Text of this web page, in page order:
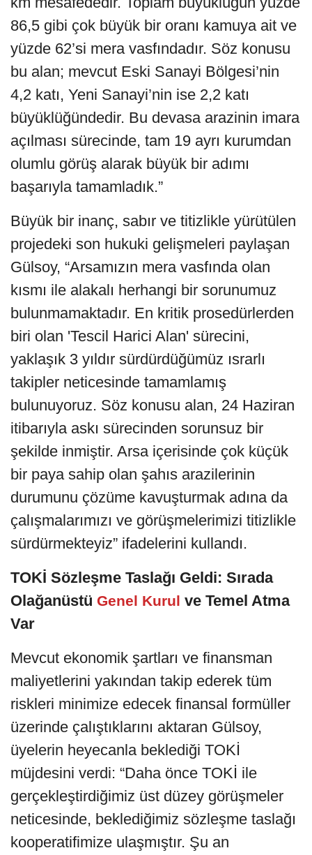
86,5 gibi çok büyük bir oranı kamuya ait ve
yüzde 62’si mera vasfındadır. Söz konusu
bu alan; mevcut Eski Sanayi Bölgesi’nin
4,2 katı, Yeni Sanayi’nin ise 2,2 katı
büyüklüğündedir. Bu devasa arazinin imara
açılması sürecinde, tam 19 ayrı kurumdan
olumlu görüş alarak büyük bir adımı
başarıyla tamamladık.”
Büyük bir inanç, sabır ve titizlikle yürütülen
projedeki son hukuki gelişmeleri paylaşan
Gülsoy, “Arsamızın mera vasfında olan
kısmı ile alakalı herhangi bir sorunumuz
bulunmamaktadır. En kritik prosedürlerden
biri olan 'Tescil Harici Alan' sürecini,
yaklaşık 3 yıldır sürdürdüğümüz ısrarlı
takipler neticesinde tamamlamış
bulunuyoruz. Söz konusu alan, 24 Haziran
itibarıyla askı sürecinden sorunsuz bir
şekilde inmiştir. Arsa içerisinde çok küçük
bir paya sahip olan şahıs arazilerinin
durumunu çözüme kavuşturmak adına da
çalışmalarımızı ve görüşmelerimizi titizlikle
sürdürmekteyiz” ifadelerini kullandı.
TOKİ Sözleşme Taslağı Geldi: Sırada
Olağanüstü Genel Kurul ve Temel Atma
Var
Mevcut ekonomik şartları ve finansman
maliyetlerini yakından takip ederek tüm
riskleri minimize edecek finansal formüller
üzerinde çalıştıklarını aktaran Gülsoy,
üyelerin heyecanla beklediği TOKİ
müjdesini verdi: “Daha önce TOKİ ile
gerçekleştirdiğimiz üst düzey görüşmeler
neticesinde, beklediğimiz sözleşme taslağı
kooperatifimize ulaşmıştır. Şu an